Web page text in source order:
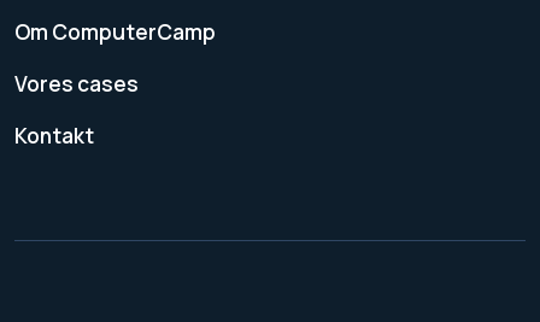
Om ComputerCamp
Vores cases
Kontakt